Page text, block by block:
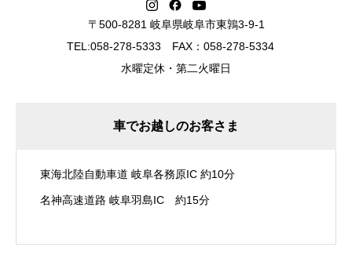
〒500-8281 岐阜県岐阜市東鶉3-9-1
TEL:058-278-5333 FAX：058-278-5334
水曜定休・第二火曜日
車でお越しのお客さま
東海北陸自動車道 岐阜各務原IC 約10分
名神高速道路 岐阜羽島IC 約15分